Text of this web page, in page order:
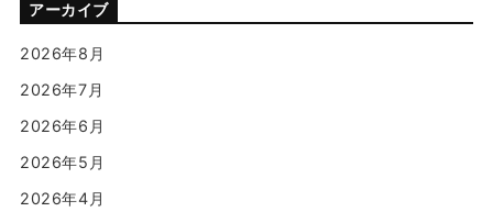
アーカイブ
2026年8月
2026年7月
2026年6月
2026年5月
2026年4月